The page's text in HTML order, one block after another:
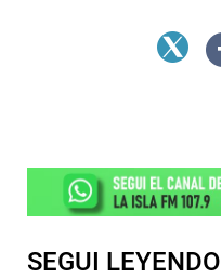
SEGUI LEYENDO